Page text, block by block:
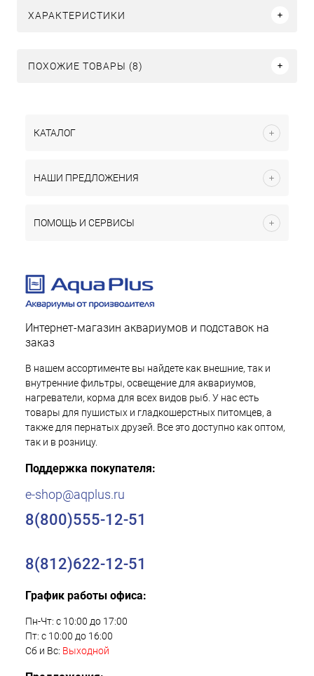
ХАРАКТЕРИСТИКИ
ПОХОЖИЕ ТОВАРЫ (8)
КАТАЛОГ
НАШИ ПРЕДЛОЖЕНИЯ
ПОМОЩЬ И СЕРВИСЫ
Интернет-магазин аквариумов и подставок на
заказ
В нашем ассортименте вы найдете как внешние, так и
внутренние фильтры, освещение для аквариумов,
нагреватели, корма для всех видов рыб. У нас есть
товары для пушистых и гладкошерстных питомцев, а
также для пернатых друзей. Все это доступно как оптом,
так и в розницу.
Поддержка покупателя:
e-shop@aqplus.ru
8(800)555-12-51
8(812)622-12-51
График работы офиса:
Пн-Чт: с 10:00 до 17:00
Пт: с 10:00 до 16:00
Сб и Вс: Выходной